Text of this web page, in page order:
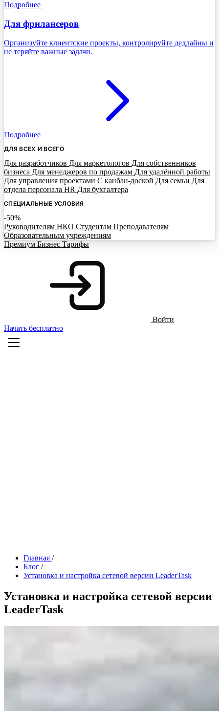
Подробнее
Для фрилансеров
Организуйте клиентские проекты, контролируйте дедлайны и
не теряйте важные задачи.
Подробнее
ДЛЯ ВСЕХ И ВСЕГО
Для разработчиков Для маркетологов Для собственников
бизнеса Для менеджеров по продажам Для удалённой работы
Для управления проектами С канбан-доской Для семьи Для
отдела персонала HR Для бухгалтера
СПЕЦИАЛЬНЫЕ УСЛОВИЯ
-50%
Руководителям НКО Студентам Преподавателям
Образовательным учреждениям
Премиум Бизнес Тарифы
Войти
Начать бесплатно
Главная /
Блог /
Установка и настройка сетевой версии LeaderTask
Установка и настройка сетевой версии
LeaderTask